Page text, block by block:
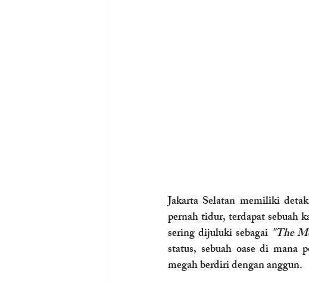
Jakarta Selatan memiliki
pernah tidur, terdapat sebuah
sering dijuluki sebagai "The
status, sebuah oase di mana
megah berdiri dengan anggun.